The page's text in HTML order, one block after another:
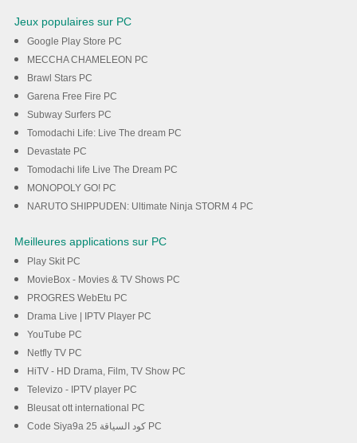
Jeux populaires sur PC
Google Play Store PC
MECCHA CHAMELEON PC
Brawl Stars PC
Garena Free Fire PC
Subway Surfers PC
Tomodachi Life: Live The dream PC
Devastate PC
Tomodachi life Live The Dream PC
MONOPOLY GO! PC
NARUTO SHIPPUDEN: Ultimate Ninja STORM 4 PC
Meilleures applications sur PC
Play Skit PC
MovieBox - Movies & TV Shows PC
PROGRES WebEtu PC
Drama Live | IPTV Player PC
YouTube PC
Netfly TV PC
HiTV - HD Drama, Film, TV Show PC
Televizo - IPTV player PC
Bleusat ott international PC
Code Siya9a 25 كود السياقة PC